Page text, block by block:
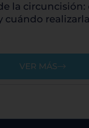
la circuncisión:
cuándo realizarla
VER MÁS